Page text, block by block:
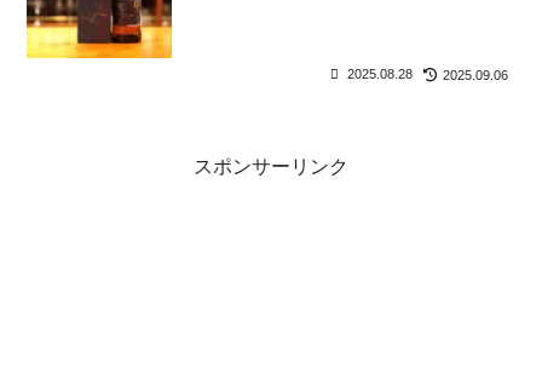
2025.08.28 2025.09.06
スポンサーリンク